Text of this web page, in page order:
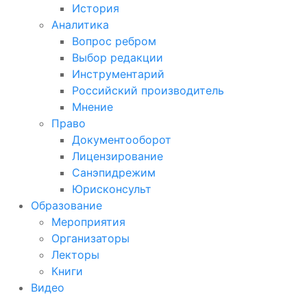
История
Аналитика
Вопрос ребром
Выбор редакции
Инструментарий
Российский производитель
Мнение
Право
Документооборот
Лицензирование
Санэпидрежим
Юрисконсульт
Образование
Мероприятия
Организаторы
Лекторы
Книги
Видео